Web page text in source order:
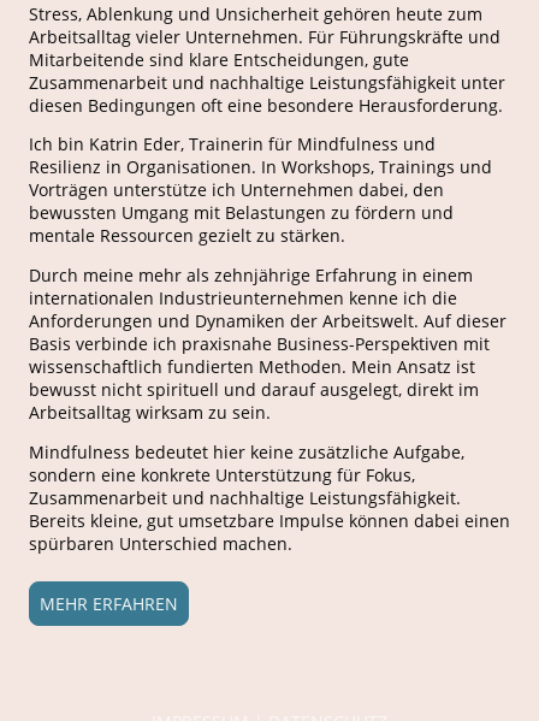
Stress, Ablenkung und Unsicherheit gehören heute zum
Arbeitsalltag vieler Unternehmen. Für Führungskräfte und
Mitarbeitende sind klare Entscheidungen, gute
Zusammenarbeit und nachhaltige Leistungsfähigkeit unter
diesen Bedingungen oft eine besondere Herausforderung.
Ich bin Katrin Eder, Trainerin für Mindfulness und
Resilienz in Organisationen. In Workshops, Trainings und
Vorträgen unterstütze ich Unternehmen dabei, den
bewussten Umgang mit Belastungen zu fördern und
mentale Ressourcen gezielt zu stärken.
Durch meine mehr als zehnjährige Erfahrung in einem
internationalen Industrieunternehmen kenne ich die
Anforderungen und Dynamiken der Arbeitswelt. Auf dieser
Basis verbinde ich praxisnahe Business-Perspektiven mit
wissenschaftlich fundierten Methoden. Mein Ansatz ist
bewusst nicht spirituell und darauf ausgelegt, direkt im
Arbeitsalltag wirksam zu sein.
Mindfulness bedeutet hier keine zusätzliche Aufgabe,
sondern eine konkrete Unterstützung für Fokus,
Zusammenarbeit und nachhaltige Leistungsfähigkeit.
Bereits kleine, gut umsetzbare Impulse können dabei einen
spürbaren Unterschied machen.
MEHR ERFAHREN